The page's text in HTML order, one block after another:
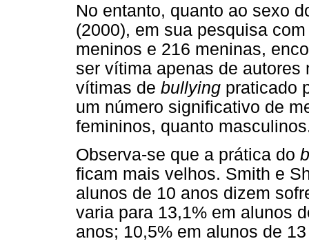
No entanto, quanto ao sexo
(2000), em sua pesquisa
meninos e 216 meninas,
ser vítima apenas de
vítimas de bullying praticado
um número significativo de
femininos, quanto
Observa-se que a prática do
ficam mais velhos. Smith e
alunos de 10 anos dizem
varia para 13,1% em alunos
anos; 10,5% em alunos de